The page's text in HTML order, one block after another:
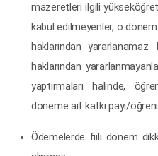
mazeretleri ilgili
kabul edilmeyenler, o
haklarından yararlanamaz.
haklarından
yaptırmaları halinde,
döneme ait katkı payı/
Ödemelerde fiili dönem